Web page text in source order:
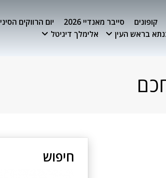
קופונים סייבר מאנדיי 2026
יום הרווקים הסיני
בראש העין אלימלך דיגיטל
חיפוש